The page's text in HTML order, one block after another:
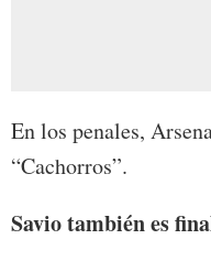
En los penales,
“Cachorros”.
Savio también es